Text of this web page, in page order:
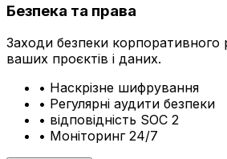
Безпека та права
Заходи безпеки корпоративного
ваших проєктів і даних.
• Наскрізне шифрування
• Регулярні аудити безпеки
• відповідність SOC 2
• Моніторинг 24/7